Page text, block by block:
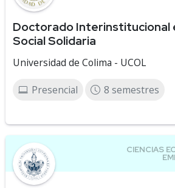
Doctorado Interinstitucional
Social Solidaria
Universidad de Colima - UCOL
Presencial 8 semestres